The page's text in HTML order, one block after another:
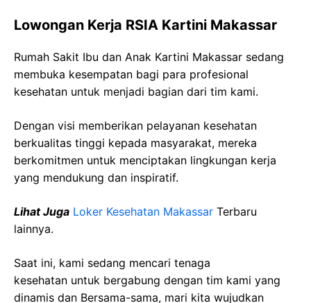
Lowongan Kerja RSIA Kartini Makassar
Rumah Sakit Ibu dan Anak Kartini Makassar sedang
membuka kesempatan bagi para profesional
kesehatan untuk menjadi bagian dari tim kami.
Dengan visi memberikan pelayanan kesehatan
berkualitas tinggi kepada masyarakat, mereka
berkomitmen untuk menciptakan lingkungan kerja
yang mendukung dan inspiratif.
Lihat Juga Loker Kesehatan Makassar Terbaru
lainnya.
Saat ini, kami sedang mencari tenaga
kesehatan untuk bergabung dengan tim kami yang
dinamis dan Bersama-sama, mari kita wujudkan